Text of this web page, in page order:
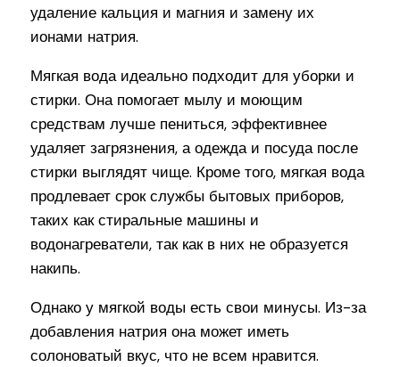
удаление кальция и магния и замену их
ионами натрия.
Мягкая вода идеально подходит для уборки и
стирки. Она помогает мылу и моющим
средствам лучше пениться, эффективнее
удаляет загрязнения, а одежда и посуда после
стирки выглядят чище. Кроме того, мягкая вода
продлевает срок службы бытовых приборов,
таких как стиральные машины и
водонагреватели, так как в них не образуется
накипь.
Однако у мягкой воды есть свои минусы. Из-за
добавления натрия она может иметь
солоноватый вкус, что не всем нравится.